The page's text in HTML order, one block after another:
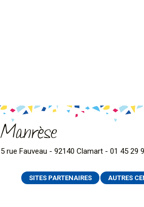
Manrèse
5 rue Fauveau - 92140 Clamart - 01 45 29
SITES PARTENAIRES AUTRES